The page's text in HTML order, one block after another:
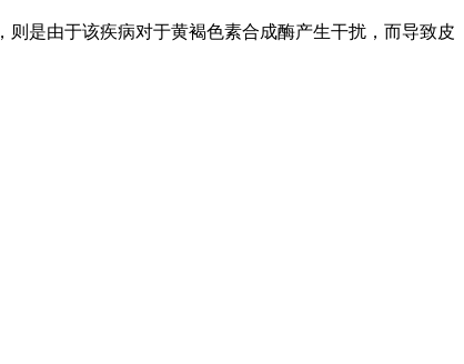
是由于该疾病对于黄褐色素合成酶产生干扰，而导致皮